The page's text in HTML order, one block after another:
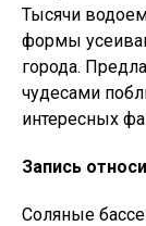
Тысячи
формы
города.
чудесами
интересных
Запись
Соляные